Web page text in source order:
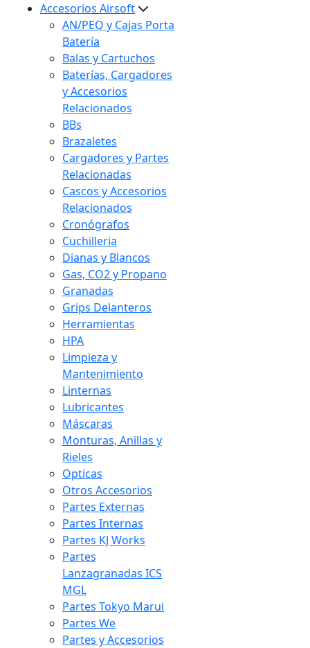
Accesorios Airsoft
AN/PEQ y Cajas Porta
Batería
Balas y Cartuchos
Baterías, Cargadores
y Accesorios
Relacionados
BBs
Brazaletes
Cargadores y Partes
Relacionadas
Cascos y Accesorios
Relacionados
Cronógrafos
Cuchilleria
Dianas y Blancos
Gas, CO2 y Propano
Granadas
Grips Delanteros
Herramientas
HPA
Limpieza y
Mantenimiento
Linternas
Lubricantes
Máscaras
Monturas, Anillas y
Rieles
Opticas
Otros Accesorios
Partes Externas
Partes Internas
Partes KJ Works
Partes
Lanzagranadas ICS
MGL
Partes Tokyo Marui
Partes We
Partes y Accesorios